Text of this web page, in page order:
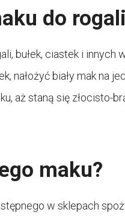
do
bułek, ciastek i innych
nałożyć biały mak na
aż staną się złocisto-
maku?
w sklepach